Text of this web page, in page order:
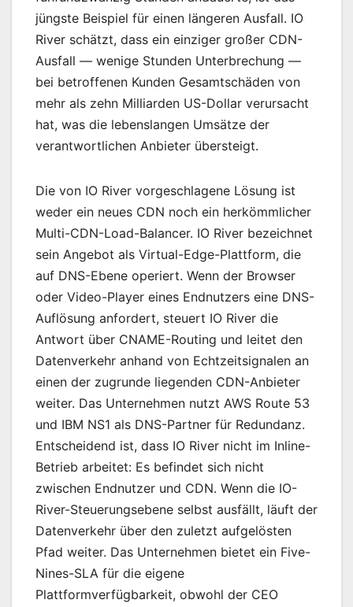
jüngste Beispiel für einen längeren Ausfall. IO
River schätzt, dass ein einziger großer CDN-
Ausfall — wenige Stunden Unterbrechung —
bei betroffenen Kunden Gesamtschäden von
mehr als zehn Milliarden US-Dollar verursacht
hat, was die lebenslangen Umsätze der
verantwortlichen Anbieter übersteigt.
Die von IO River vorgeschlagene Lösung ist
weder ein neues CDN noch ein herkömmlicher
Multi-CDN-Load-Balancer. IO River bezeichnet
sein Angebot als Virtual-Edge-Plattform, die
auf DNS-Ebene operiert. Wenn der Browser
oder Video-Player eines Endnutzers eine DNS-
Auflösung anfordert, steuert IO River die
Antwort über CNAME-Routing und leitet den
Datenverkehr anhand von Echtzeitsignalen an
einen der zugrunde liegenden CDN-Anbieter
weiter. Das Unternehmen nutzt AWS Route 53
und IBM NS1 als DNS-Partner für Redundanz.
Entscheidend ist, dass IO River nicht im Inline-
Betrieb arbeitet: Es befindet sich nicht
zwischen Endnutzer und CDN. Wenn die IO-
River-Steuerungsebene selbst ausfällt, läuft der
Datenverkehr über den zuletzt aufgelösten
Pfad weiter. Das Unternehmen bietet ein Five-
Nines-SLA für die eigene
Plattformverfügbarkeit, obwohl der CEO